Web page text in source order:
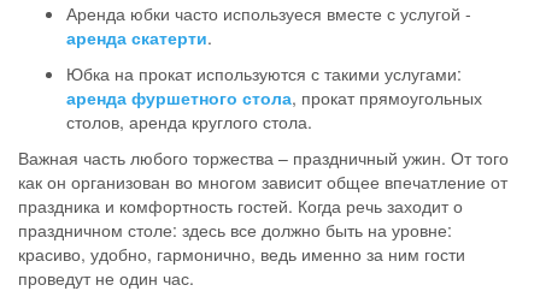
Аренда юбки часто используеся вместе с услугой -
аренда скатерти.
Юбка на прокат используются с такими услугами:
аренда фуршетного стола, прокат прямоугольных
столов, аренда круглого стола.
Важная часть любого торжества – праздничный ужин. От того
как он организован во многом зависит общее впечатление от
праздника и комфортность гостей. Когда речь заходит о
праздничном столе: здесь все должно быть на уровне:
красиво, удобно, гармонично, ведь именно за ним гости
проведут не один час.